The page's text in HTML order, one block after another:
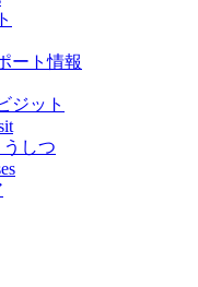
ート情報
ジット
しつ